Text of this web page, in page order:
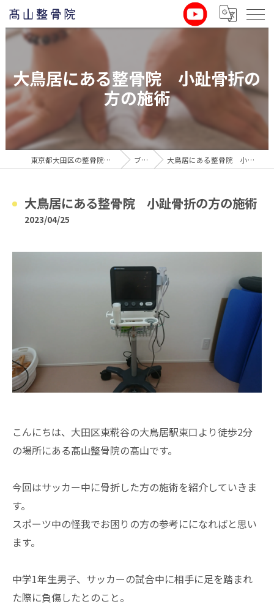
大鳥居にある整骨院 小趾骨折の
方の施術
東京都大田区の整骨院なら髙山整骨院 ブログ 大鳥居にある整骨院 小趾骨折の方の施術
大鳥居にある整骨院 小趾骨折の方の施術
2023/04/25
こんにちは、大田区東糀谷の大鳥居駅東口より徒歩2分
の場所にある髙山整骨院の髙山です。
今回はサッカー中に骨折した方の施術を紹介していきま
す。
スポーツ中の怪我でお困りの方の参考にになればと思い
ます。
中学1年生男子、サッカーの試合中に相手に足を踏まれ
た際に負傷したとのこと。